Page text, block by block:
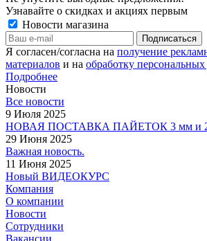
Узнавайте о скидках и акциях первым
Новости магазина
Я согласен/согласна на получение
материалов и на обработку
Подробнее
Новости
Все новости
9 Июля 2025
НОВАЯ ПОСТАВКА ПАЙЕТОК 3 мм и
29 Июня 2025
Важная новость.
11 Июня 2025
Новый ВИДЕОКУРС
Компания
О компании
Новости
Сотрудники